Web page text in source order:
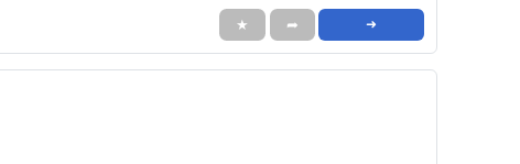
★ ➦ ➜